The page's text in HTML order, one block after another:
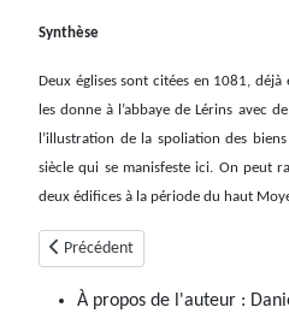
Synthèse
Deux églises sont citées en 1081,
les donne à l’abbaye de Lérins avec
l’illustration de la spoliation des
siècle qui se manisfeste ici. On peut
deux édifices à la période du haut
Article précédent : Rougon
Précédent
À propos de l'auteur :